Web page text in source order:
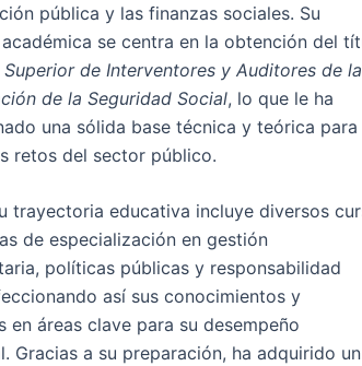
pública y las finanzas sociales. Su
se centra en la obtención del
Superior de Interventores y Auditores de la
de la Seguridad Social, lo que le ha
una sólida base técnica y teórica para
retos del sector público.
trayectoria educativa incluye diversos
de especialización en gestión
políticas públicas y responsabilidad
así sus conocimientos y
en áreas clave para su desempeño
Gracias a su preparación, ha adquirido un